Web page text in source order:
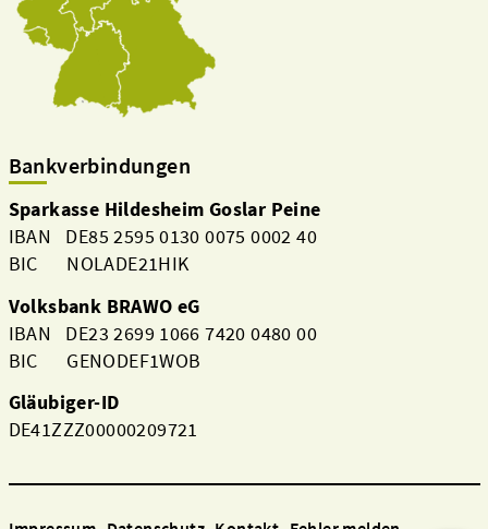
Bankverbindungen
Sparkasse Hildesheim Goslar Peine
IBAN DE85 2595 0130 0075 0002 40
BIC NOLADE21HIK
Volksbank BRAWO eG
IBAN DE23 2699 1066 7420 0480 00
BIC GENODEF1WOB
Gläubiger-ID
DE41ZZZ00000209721